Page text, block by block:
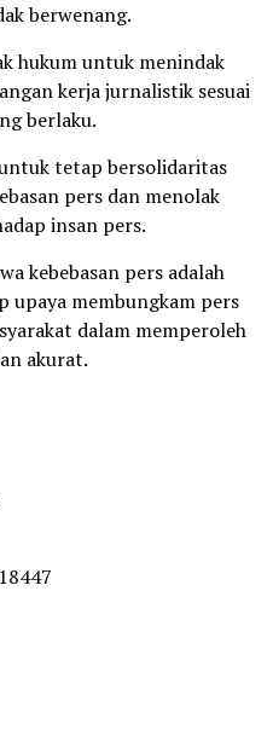
berwenang.
hukum untuk menindak
kerja jurnalistik sesuai
berlaku.
tetap bersolidaritas
pers dan menolak
insan pers.
kebebasan pers adalah
upaya membungkam pers
dalam memperoleh
akurat.